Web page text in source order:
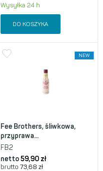
Wysyłka 24 h
DO KOSZYKA
NEW
Fee Brothers, śliwkowa,
przyprawa...
FB2
netto 59,90 zł
brutto 73,68 zł